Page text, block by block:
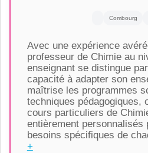
Combourg
Avec une expérience
professeur de Chimie au
enseignant se distingue
capacité à adapter son
maîtrise les programmes
techniques pédagogiques,
cours particuliers de
entièrement personnalisés
besoins spécifiques de
+